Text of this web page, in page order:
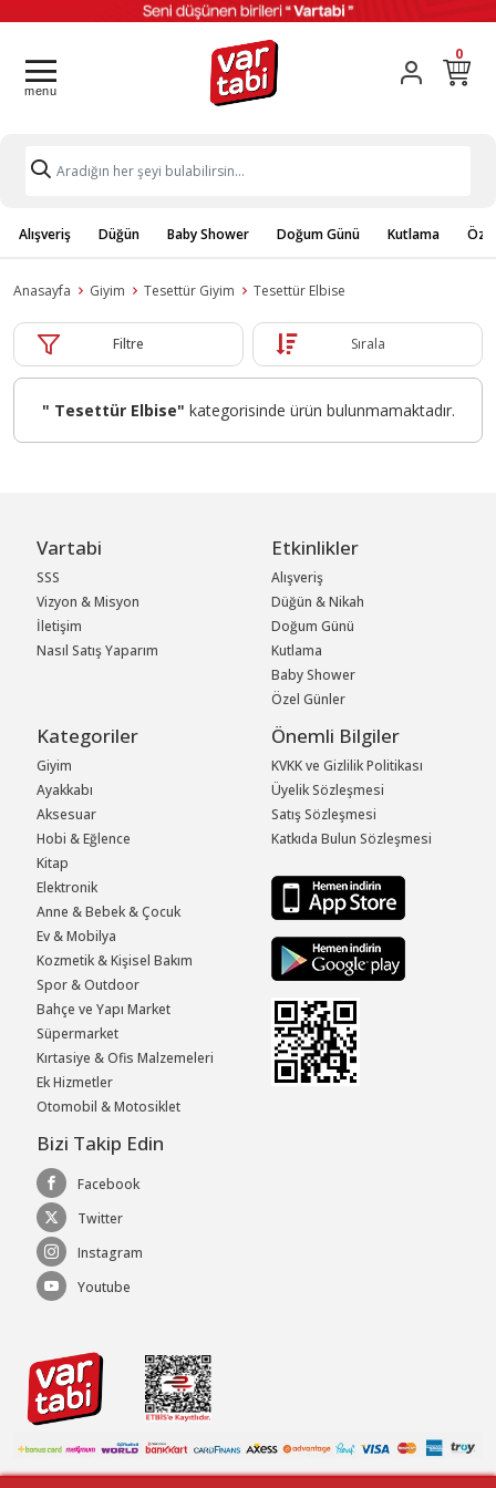
0
Alışveriş Düğün Baby Shower Doğum Günü Kutlama
Anasayfa Giyim Tesettür Giyim Tesettür Elbise
Filtre Sırala
" Tesettür Elbise" kategorisinde ürün bulunmamaktadır.
Vartabi
SSS
Vizyon & Misyon
İletişim
Nasıl Satış Yaparım
Etkinlikler
Alışveriş
Düğün & Nikah
Doğum Günü
Kutlama
Baby Shower
Özel Günler
Kategoriler
Giyim
Ayakkabı
Aksesuar
Hobi & Eğlence
Kitap
Elektronik
Anne & Bebek & Çocuk
Ev & Mobilya
Kozmetik & Kişisel Bakım
Spor & Outdoor
Bahçe ve Yapı Market
Süpermarket
Kırtasiye & Ofis Malzemeleri
Ek Hizmetler
Otomobil & Motosiklet
Önemli Bilgiler
KVKK ve Gizlilik Politikası
Üyelik Sözleşmesi
Satış Sözleşmesi
Katkıda Bulun Sözleşmesi
Bizi Takip Edin
Facebook
Twitter
Instagram
Youtube